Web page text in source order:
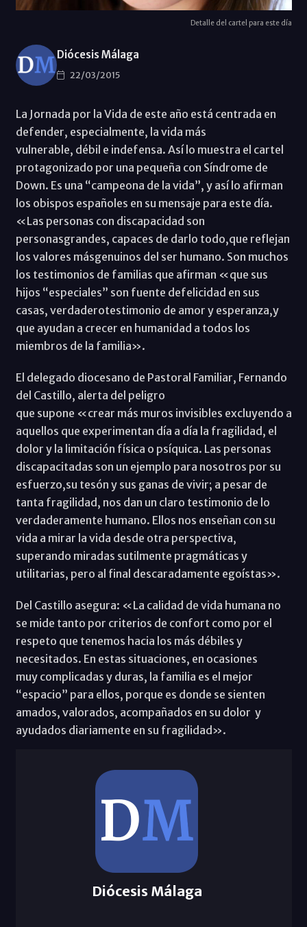
Detalle del cartel para este día
Diócesis Málaga
22/03/2015
La Jornada por la Vida de este año está centrada en
defender, especialmente, la vida más
vulnerable, débil e indefensa. Así lo muestra el cartel
protagonizado por una pequeña con Síndrome de
Down. Es una “campeona de la vida”, y así lo afirman
los obispos españoles en su mensaje para este día.
«Las personas con discapacidad son
personasgrandes, capaces de darlo todo,que reflejan
los valores másgenuinos del ser humano. Son muchos
los testimonios de familias que afirman «que sus
hijos “especiales” son fuente defelicidad en sus
casas, verdaderotestimonio de amor y esperanza,y
que ayudan a crecer en humanidad a todos los
miembros de la familia».
El delegado diocesano de Pastoral Familiar, Fernando
del Castillo, alerta del peligro
que supone «crear más muros invisibles excluyendo a
aquellos que experimentan día a día la fragilidad, el
dolor y la limitación física o psíquica. Las personas
discapacitadas son un ejemplo para nosotros por su
esfuerzo,su tesón y sus ganas de vivir; a pesar de
tanta fragilidad, nos dan un claro testimonio de lo
verdaderamente humano. Ellos nos enseñan con su
vida a mirar la vida desde otra perspectiva,
superando miradas sutilmente pragmáticas y
utilitarias, pero al final descaradamente egoístas».
Del Castillo asegura: «La calidad de vida humana no
se mide tanto por criterios de confort como por el
respeto que tenemos hacia los más débiles y
necesitados. En estas situaciones, en ocasiones
muy complicadas y duras, la familia es el mejor
“espacio” para ellos, porque es donde se sienten
amados, valorados, acompañados en su dolor y
ayudados diariamente en su fragilidad».
Diócesis Málaga